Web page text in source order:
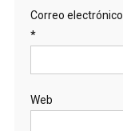
Correo electrónico
*
Web